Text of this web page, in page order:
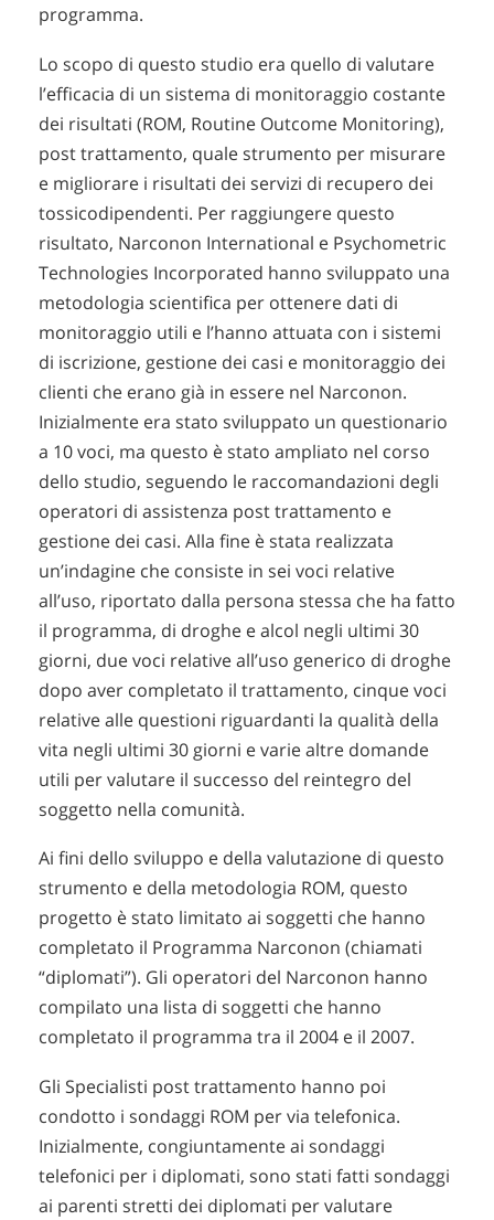
programma.
Lo scopo di questo studio era quello di valutare
l’efficacia di un sistema di monitoraggio costante
dei risultati (ROM, Routine Outcome Monitoring),
post trattamento, quale strumento per misurare
e migliorare i risultati dei servizi di recupero dei
tossicodipendenti. Per raggiungere questo
risultato, Narconon International e Psychometric
Technologies Incorporated hanno sviluppato una
metodologia scientifica per ottenere dati di
monitoraggio utili e l’hanno attuata con i sistemi
di iscrizione, gestione dei casi e monitoraggio dei
clienti che erano già in essere nel Narconon.
Inizialmente era stato sviluppato un questionario
a 10 voci, ma questo è stato ampliato nel corso
dello studio, seguendo le raccomandazioni degli
operatori di assistenza post trattamento e
gestione dei casi. Alla fine è stata realizzata
un’indagine che consiste in sei voci relative
all’uso, riportato dalla persona stessa che ha fatto
il programma, di droghe e alcol negli ultimi 30
giorni, due voci relative all’uso generico di droghe
dopo aver completato il trattamento, cinque voci
relative alle questioni riguardanti la qualità della
vita negli ultimi 30 giorni e varie altre domande
utili per valutare il successo del reintegro del
soggetto nella comunità.
Ai fini dello sviluppo e della valutazione di questo
strumento e della metodologia ROM, questo
progetto è stato limitato ai soggetti che hanno
completato il Programma Narconon (chiamati
“diplomati”). Gli operatori del Narconon hanno
compilato una lista di soggetti che hanno
completato il programma tra il 2004 e il 2007.
Gli Specialisti post trattamento hanno poi
condotto i sondaggi ROM per via telefonica.
Inizialmente, congiuntamente ai sondaggi
telefonici per i diplomati, sono stati fatti sondaggi
ai parenti stretti dei diplomati per valutare